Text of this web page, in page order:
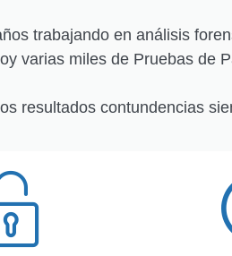
trabajando en análisis
varias miles de Pruebas de
resultados contundencias